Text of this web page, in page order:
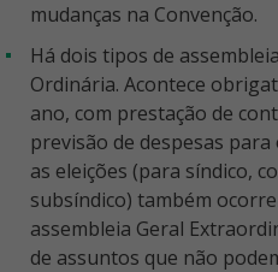
mudanças na Convenção.
Há dois tipos de assembleias: - AGO: assembleia Geral
Ordinária. Acontece
ano, com prestação de
previsão de despesas
as eleições (para síndico,
subsíndico) também
assembleia Geral
de assuntos que não